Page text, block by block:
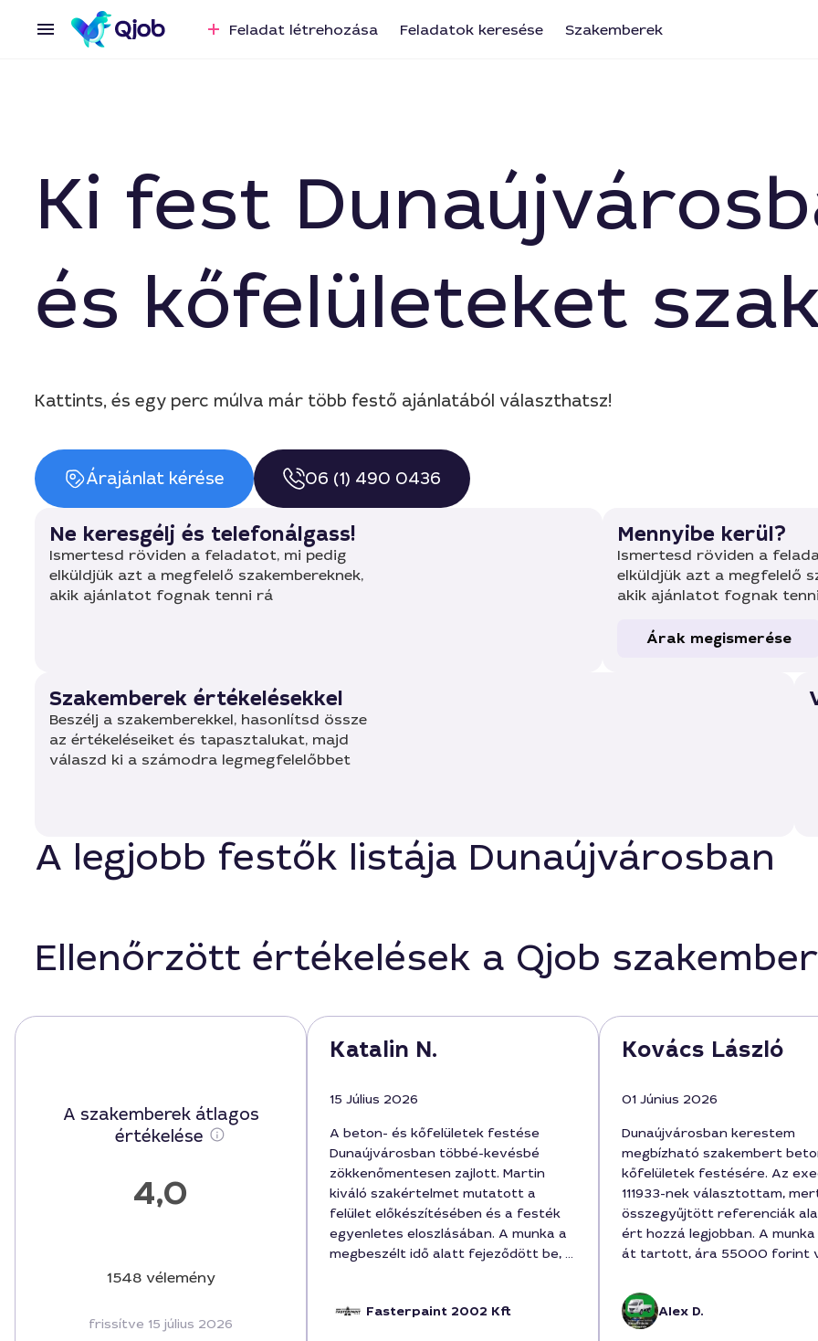
Feladat létrehozása Feladatok keresése Szakemberek
Ki fest
és kőfelületeket
Kattints, és egy perc múlva már több festő ajánlatából választhatsz!
Árajánlat kérése 06 (1) 490 0436
Ne keresgélj és telefonálgass!
Ismertesd röviden a feladatot, mi pedig
elküldjük azt a megfelelő szakembereknek,
akik ajánlatot fognak tenni rá
Mennyibe kerül?
Ismertesd röviden a
elküldjük azt a megfelelő
akik ajánlatot fognak
Árak megismerése
Szakemberek értékelésekkel
Beszélj a szakemberekkel, hasonlítsd össze
az értékeléseiket és tapasztalukat, majd
válaszd ki a számodra legmegfelelőbbet
A legjobb festők listája Dunaújvárosban
Ellenőrzött értékelések a Qjob
A szakemberek átlagos
értékelése
4,0
1548 vélemény
frissítve 15 július 2026
Katalin N.
15 Július 2026
A beton- és kőfelületek festése
Dunaújvárosban többé-kevésbé
zökkenőmentesen zajlott. Martin
kiváló szakértelmet mutatott a
felület előkészítésében és a festék
egyenletes eloszlásában. A munka a
megbeszélt idő alatt fejeződött be, a
mértékben elégedett vagyok a
Fasterpaint 2002 Kft
Kovács László
01 Június 2026
Dunaújvárosban kerestem
megbízható szakembert
kőfelületek festésére. Az
111933-nek választottam,
összegyűjtött referenciák
ért hozzá legjobban. A
át tartott, ára 55000 forint
felújított felületek szép,
színt kaptak, a felület pedig
kimondottan tartósnak tűnik.
Alex D.